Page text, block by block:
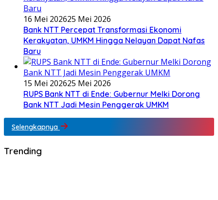
16 Mei 202625 Mei 2026
Bank NTT Percepat Transformasi Ekonomi
Kerakyatan, UMKM Hingga Nelayan Dapat Nafas
Baru
15 Mei 202625 Mei 2026
RUPS Bank NTT di Ende: Gubernur Melki Dorong
Bank NTT Jadi Mesin Penggerak UMKM
Selengkapnya
Trending